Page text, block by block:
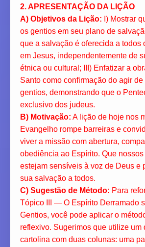
2. APRESENTAÇÃO DA LIÇÃO
A) Objetivos da Lição: I) Mostrar
os gentios em seu plano de
que a salvação é oferecida a todos
em Jesus, independentemente de
étnica ou cultural; III) Enfatizar a
Santo como confirmação do agir
gentios, demonstrando que o
exclusivo dos judeus.
B) Motivação: A lição de hoje nos
Evangelho rompe barreiras e
viver a missão com abertura,
obediência ao Espírito. Que
estejam sensíveis à voz de Deus e
sua salvação a todos.
C) Sugestão de Método: Para
Tópico III — O Espírito Derramado
Gentios, você pode aplicar o
reflexivo. Sugerimos que utilize um
cartolina com duas colunas: uma